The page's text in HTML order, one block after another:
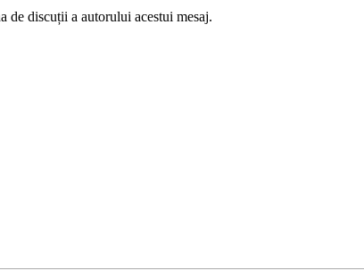
de discuții a autorului acestui mesaj.